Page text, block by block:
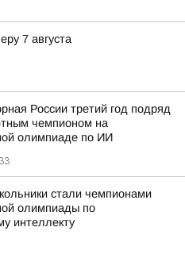
7 августа
России третий год подряд
чемпионом на
олимпиаде по ИИ
стали чемпионами
олимпиады по
интеллекту